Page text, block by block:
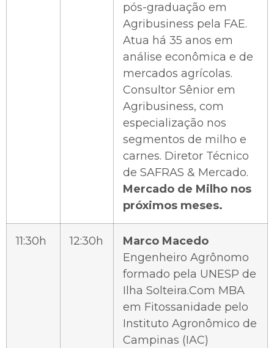
pós-graduação em
Agribusiness pela FAE.
Atua há 35 anos em
análise econômica e de
mercados agrícolas.
Consultor Sênior em
Agribusiness, com
especialização nos
segmentos de milho e
carnes. Diretor Técnico
de SAFRAS & Mercado.
Mercado de Milho nos
próximos meses.
11:30h 12:30h
Marco Macedo
Engenheiro Agrônomo
formado pela UNESP de
Ilha Solteira.Com MBA
em Fitossanidade pelo
Instituto Agronômico de
Campinas (IAC)